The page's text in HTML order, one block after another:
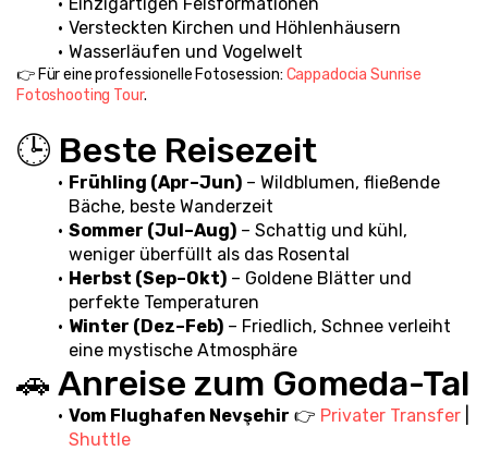
Versteckten Kirchen und Höhlenhäusern
Wasserläufen und Vogelwelt
👉 Für eine professionelle Fotosession: Cappadocia Sunrise
Fotoshooting Tour.
🕒 Beste Reisezeit
Frühling (Apr–Jun) – Wildblumen, fließende
Bäche, beste Wanderzeit
Sommer (Jul–Aug) – Schattig und kühl,
weniger überfüllt als das Rosental
Herbst (Sep–Okt) – Goldene Blätter und
perfekte Temperaturen
Winter (Dez–Feb) – Friedlich, Schnee verleiht
eine mystische Atmosphäre
🚗 Anreise zum Gomeda-Tal
Vom Flughafen Nevşehir 👉 Privater Transfer
Shuttle